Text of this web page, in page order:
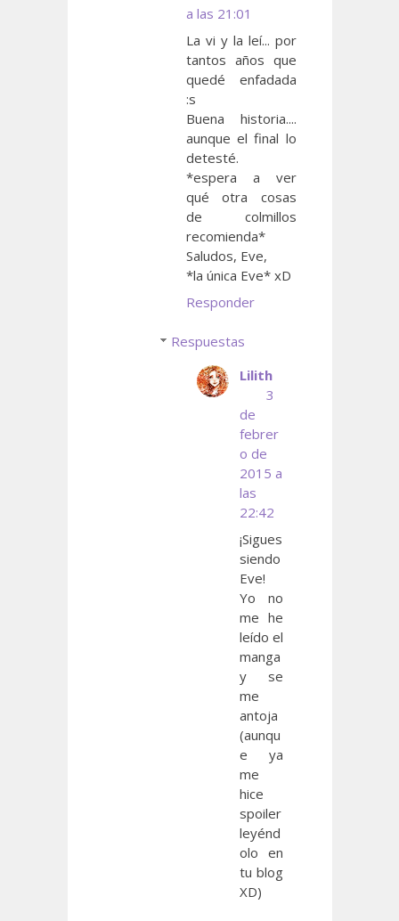
a las 21:01
La vi y la leí... por
tantos años que
quedé enfadada
:s
Buena historia....
aunque el final lo
detesté.
*espera a ver
qué otra cosas
de colmillos
recomienda*
Saludos, Eve,
*la única Eve* xD
Responder
Respuestas
Lilith
3
de
febrer
o de
2015 a
las
22:42
¡Sigues
siendo
Eve!
Yo no
me he
leído el
manga
y se
me
antoja
(aunqu
e ya
me
hice
spoiler
leyénd
olo en
tu blog
XD)